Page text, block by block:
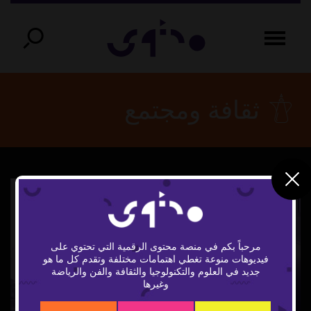
Play
مرحباً بكم في منصة محتوى الرقمية التي تحتوي على
فيديوهات منوعة تغطي اهتمامات مختلفة وتقدم كل ما هو
جديد في العلوم والتكنولوجيا والثقافة والفن والرياضة
وغيرها